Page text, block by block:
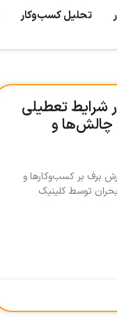
تحلیل کسب‌و‌کار
شرایط تعطیلی
چالش‌ها و
برف بر کسب‌وکارها و
توسط کلینیک